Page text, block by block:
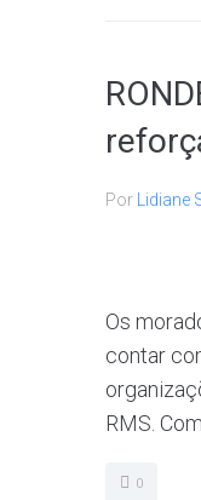
Por Lidiane
Os
contar
RMS.
0